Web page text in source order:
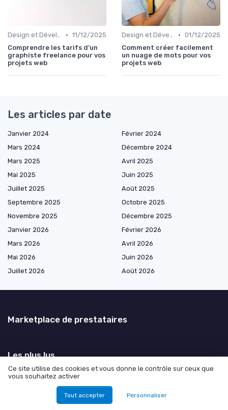
Design et Développement Web • 11/12/2025
Comprendre les tarifs d’un
graphiste freelance pour vos
projets web
Design et Développement Web • 01/12/2025
Comment créer facilement
un nuage de mots pour vos
projets web
Les articles par date
Janvier 2024
Février 2024
Mars 2024
Décembre 2024
Mars 2025
Avril 2025
Mai 2025
Juin 2025
Juillet 2025
Août 2025
Septembre 2025
Octobre 2025
Novembre 2025
Décembre 2025
Janvier 2026
Février 2026
Mars 2026
Avril 2026
Mai 2026
Juin 2026
Juillet 2026
Août 2026
Marketplace de prestataires
Les plus lus
Comment obtenir des abonnés TikTok gratuitement
Explorer les plateformes de rencontres pour beurettes
Comment utiliser l’API leboncoin pour optimiser vos projets web
Ce site utilise des cookies et vous donne le contrôle sur ceux que
vous souhaitez activer
Tout accepter Personnaliser